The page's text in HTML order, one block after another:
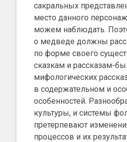
сакральных
место данного
можем наблюдать.
о медведе должны
по форме своего
сказкам и рассказам-
мифологических
в содержательном и
особенностей.
культуры, и системы
претерпевают
процессов и их